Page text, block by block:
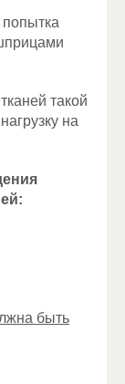
такой
на
быть